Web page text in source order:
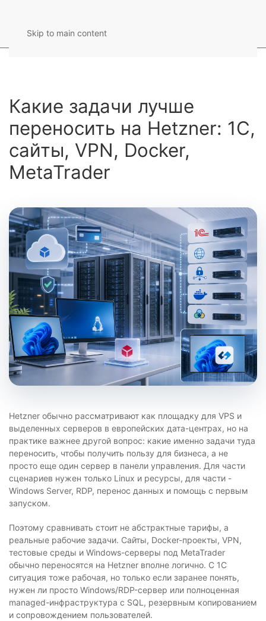
Skip to main content
Какие задачи лучше
переносить на Hetzner: 1С,
сайты, VPN, Docker,
MetaTrader
Hetzner обычно рассматривают как площадку для VPS и
выделенных серверов в европейских дата-центрах, но на
практике важнее другой вопрос: какие именно задачи туда
переносить, чтобы получить пользу для бизнеса, а не
просто еще один сервер в панели управления. Для части
сценариев нужен только Linux и ресурсы, для части -
Windows Server, RDP, перенос данных и помощь с первым
запуском.
Поэтому сравнивать стоит не абстрактные тарифы, а
реальные рабочие задачи. Сайты, Docker-проекты, VPN,
тестовые среды и Windows-серверы под MetaTrader
обычно переносятся на Hetzner вполне логично. С 1С
ситуация тоже рабочая, но только если заранее понять,
нужен ли просто Windows/RDP-сервер или полноценная
managed-инфраструктура с SQL, резервным копированием
и сопровождением пользователей.